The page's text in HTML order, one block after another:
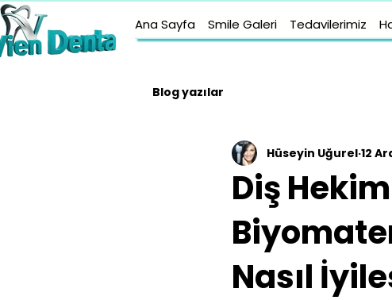
Ana Sayfa Smile Galeri Tedavilerimiz
Blog yazılar
Diş
Nasıl
Hüseyin Uğurel 12